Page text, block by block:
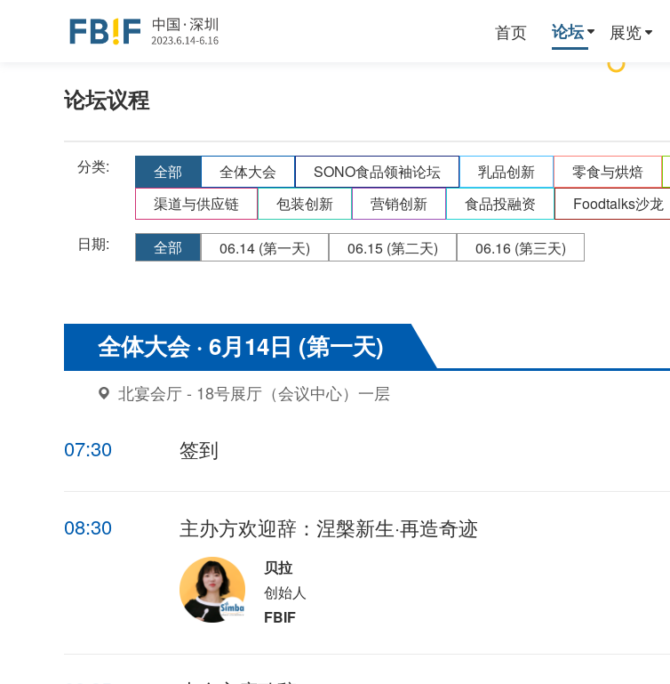
首页 论坛 展览
论坛议程
分类: 全部 全体大会 SONO食品领袖论坛 乳品创新 零食与烘焙
渠道与供应链
包装创新 营销创新 食品投融资 Foodtalks沙龙
日期:
全部 06.14 (第一天) 06.15 (第二天) 06.16 (第三天)
全体大会 · 6月14日 (第一天)
北宴会厅 - 18号展厅（会议中心）一层
07:30 签到
08:30 主办方欢迎辞：涅槃新生·再造奇迹
贝拉
创始人
FBIF